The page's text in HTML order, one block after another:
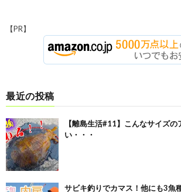
【PR】
最近の投稿
【離島生活#11】こんなサイズ
い・・・
サビキ釣りでカマス！他にも3魚